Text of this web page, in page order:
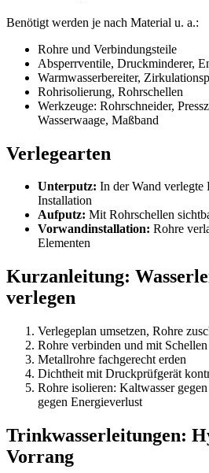
Benötigt werden je nach Material u. a.:
Rohre und Verbindungsteile
Absperrventile, Druckminderer,
Warmwasserbereiter,
Rohrisolierung, Rohrschellen
Werkzeuge: Rohrschneider,
Wasserwaage, Maßband
Verlegearten
Unterputz: In der Wand verlegte
Installation
Aufputz: Mit Rohrschellen
Vorwandinstallation: Rohre
Elementen
Kurzanleitung:
verlegen
Verlegeplan umsetzen, Rohre
Rohre verbinden und mit
Metallrohre fachgerecht erden
Dichtheit mit Druckprüfgerät
Rohre isolieren: Kaltwasser
gegen Energieverlust
Trinkwasserleitungen:
Vorrang